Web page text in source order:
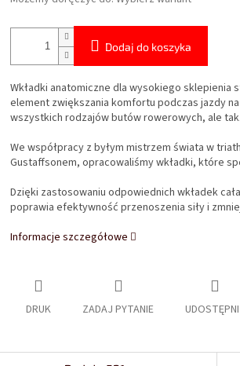
Dodaj do koszyka
Wkładki anatomiczne dla wysokiego sklepienia
element zwiększania komfortu podczas jazdy
wszystkich rodzajów butów rowerowych, ale
We współpracy z byłym mistrzem świata w
Gustaffsonem, opracowaliśmy wkładki, które
Dzięki zastosowaniu odpowiednich wkładek
poprawia efektywność przenoszenia siły i
Informacje szczegółowe
DRUK ZADAJ PYTANIE